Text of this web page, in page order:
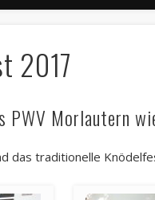
2017
PWV Morlautern
das traditionelle